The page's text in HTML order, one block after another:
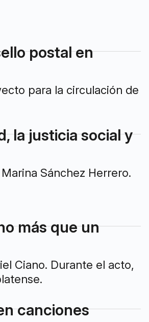
postal en
para la circulación de
la justicia social y
Sánchez Herrero.
más que un
Ciano. Durante el acto,
canciones